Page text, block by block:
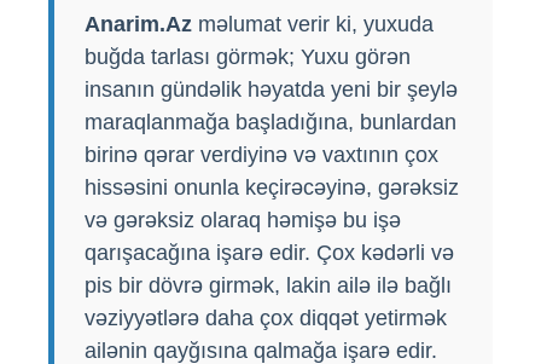
Anarim.Az məlumat verir ki, yuxuda
buğda tarlası görmək; Yuxu görən
insanın gündəlik həyatda yeni bir şeylə
maraqlanmağa başladığına, bunlardan
birinə qərar verdiyinə və vaxtının çox
hissəsini onunla keçirəcəyinə, gərəksiz
və gərəksiz olaraq həmişə bu işə
qarışacağına işarə edir. Çox kədərli və
pis bir dövrə girmək, lakin ailə ilə bağlı
vəziyyətlərə daha çox diqqət yetirmək
ailənin qayğısına qalmağa işarə edir.